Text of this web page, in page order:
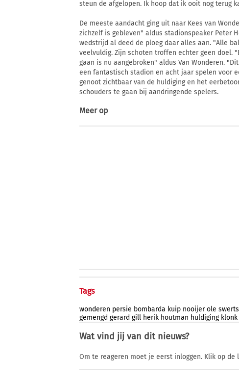
steun de afgelopen. Ik hoop dat ik ooit nog terug
De meeste aandacht ging uit naar Kees van
zichzelf is gebleven" aldus stadionspeaker Peter
wedstrijd al deed de ploeg daar alles aan. "Alle
veelvuldig. Zijn schoten troffen echter geen doel.
gaan is nu aangebroken" aldus Van Wonderen.
een fantastisch stadion en acht jaar spelen voor
genoot zichtbaar van de huldiging en het
schouders te gaan bij aandringende spelers.
Meer op
Tags
wonderen persie bombarda kuip nooijer ole swerts
gemengd gerard gill herik houtman huldiging klonk
Wat vind jij van dit nieuws?
Om te reageren moet je eerst inloggen. Klik op de